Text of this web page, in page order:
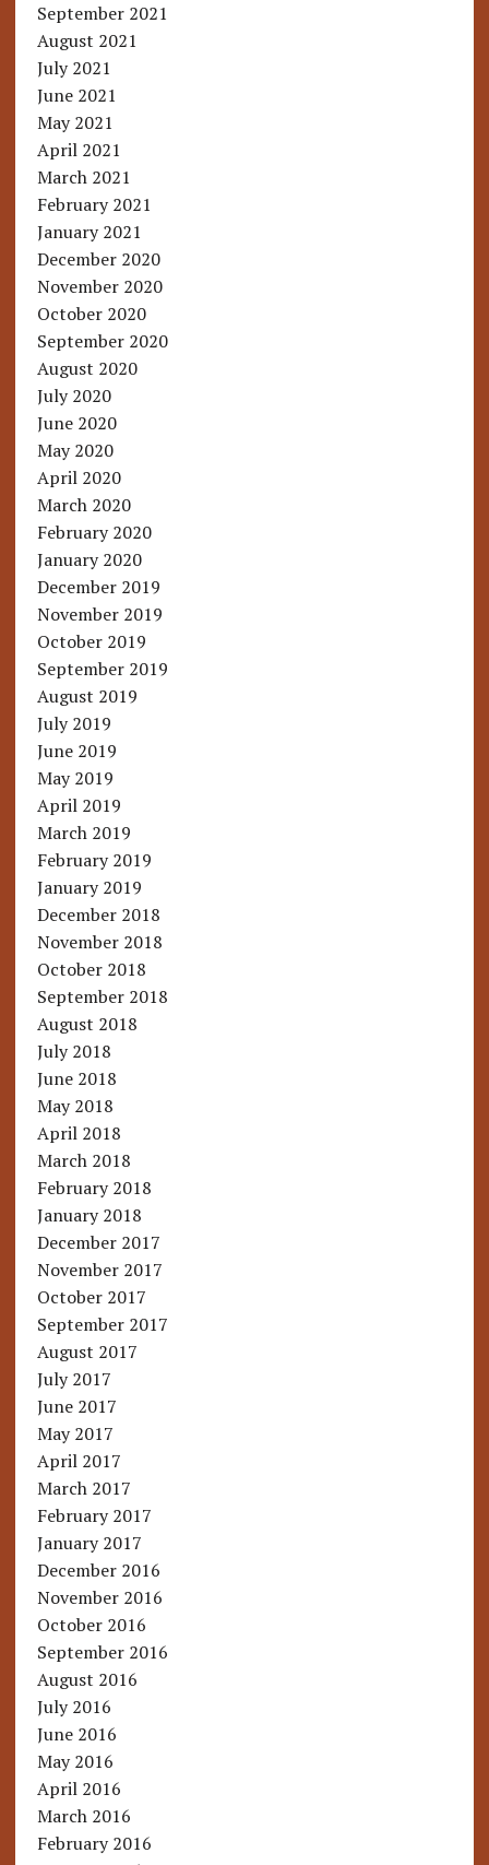
September 2021
August 2021
July 2021
June 2021
May 2021
April 2021
March 2021
February 2021
January 2021
December 2020
November 2020
October 2020
September 2020
August 2020
July 2020
June 2020
May 2020
April 2020
March 2020
February 2020
January 2020
December 2019
November 2019
October 2019
September 2019
August 2019
July 2019
June 2019
May 2019
April 2019
March 2019
February 2019
January 2019
December 2018
November 2018
October 2018
September 2018
August 2018
July 2018
June 2018
May 2018
April 2018
March 2018
February 2018
January 2018
December 2017
November 2017
October 2017
September 2017
August 2017
July 2017
June 2017
May 2017
April 2017
March 2017
February 2017
January 2017
December 2016
November 2016
October 2016
September 2016
August 2016
July 2016
June 2016
May 2016
April 2016
March 2016
February 2016